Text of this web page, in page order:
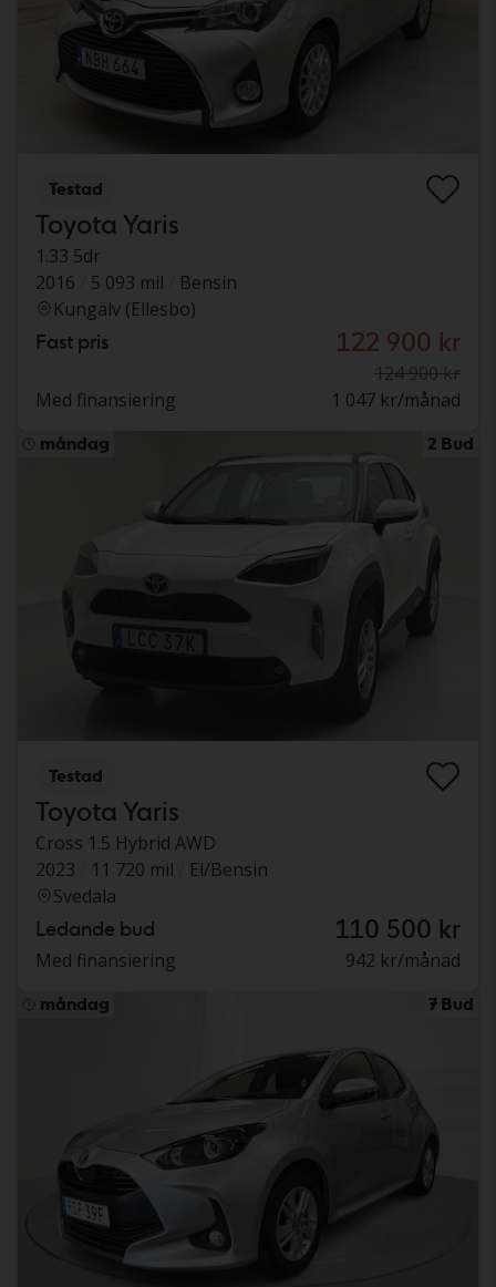
Testad
Toyota Yaris
1.33 5dr
2016
5 093 mil
Bensin
Kungälv (Ellesbo)
Fast pris 122 900 kr
124 900 kr
Med finansiering
1 047 kr/månad
måndag 2 Bud
Testad
Toyota Yaris
Cross 1.5 Hybrid AWD
2023
11 720 mil
El/Bensin
Svedala
Ledande bud 110 500 kr
Med finansiering 942 kr/månad
måndag 7 Bud